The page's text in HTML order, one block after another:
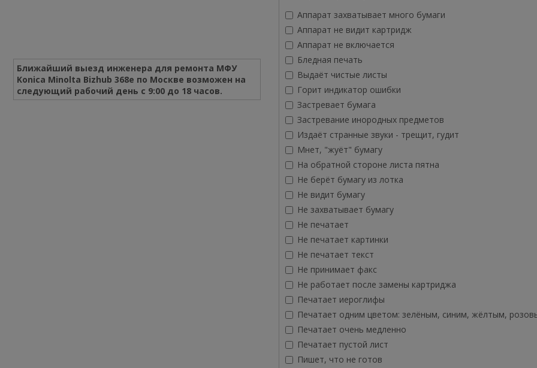
Ближайший выезд инженера для ремонта МФУ
Konica Minolta Bizhub 368e по Москве возможен на
следующий рабочий день с 9:00 до 18 часов.
Аппарат захватывает много бумаги
Аппарат не видит картридж
Аппарат не включается
Бледная печать
Выдаёт чистые листы
Горит индикатор ошибки
Застревает бумага
Застревание инородных предметов
Издаёт странные звуки - трещит, гудит
Мнет, "жуёт" бумагу
На обратной стороне листа пятна
Не берёт бумагу из лотка
Не видит бумагу
Не захватывает бумагу
Не печатает
Не печатает картинки
Не печатает текст
Не принимает факс
Не работает после замены картриджа
Печатает иероглифы
Печатает одним цветом: зелёным, синим, жёлтым,
Печатает очень медленно
Печатает пустой лист
Пишет, что не готов